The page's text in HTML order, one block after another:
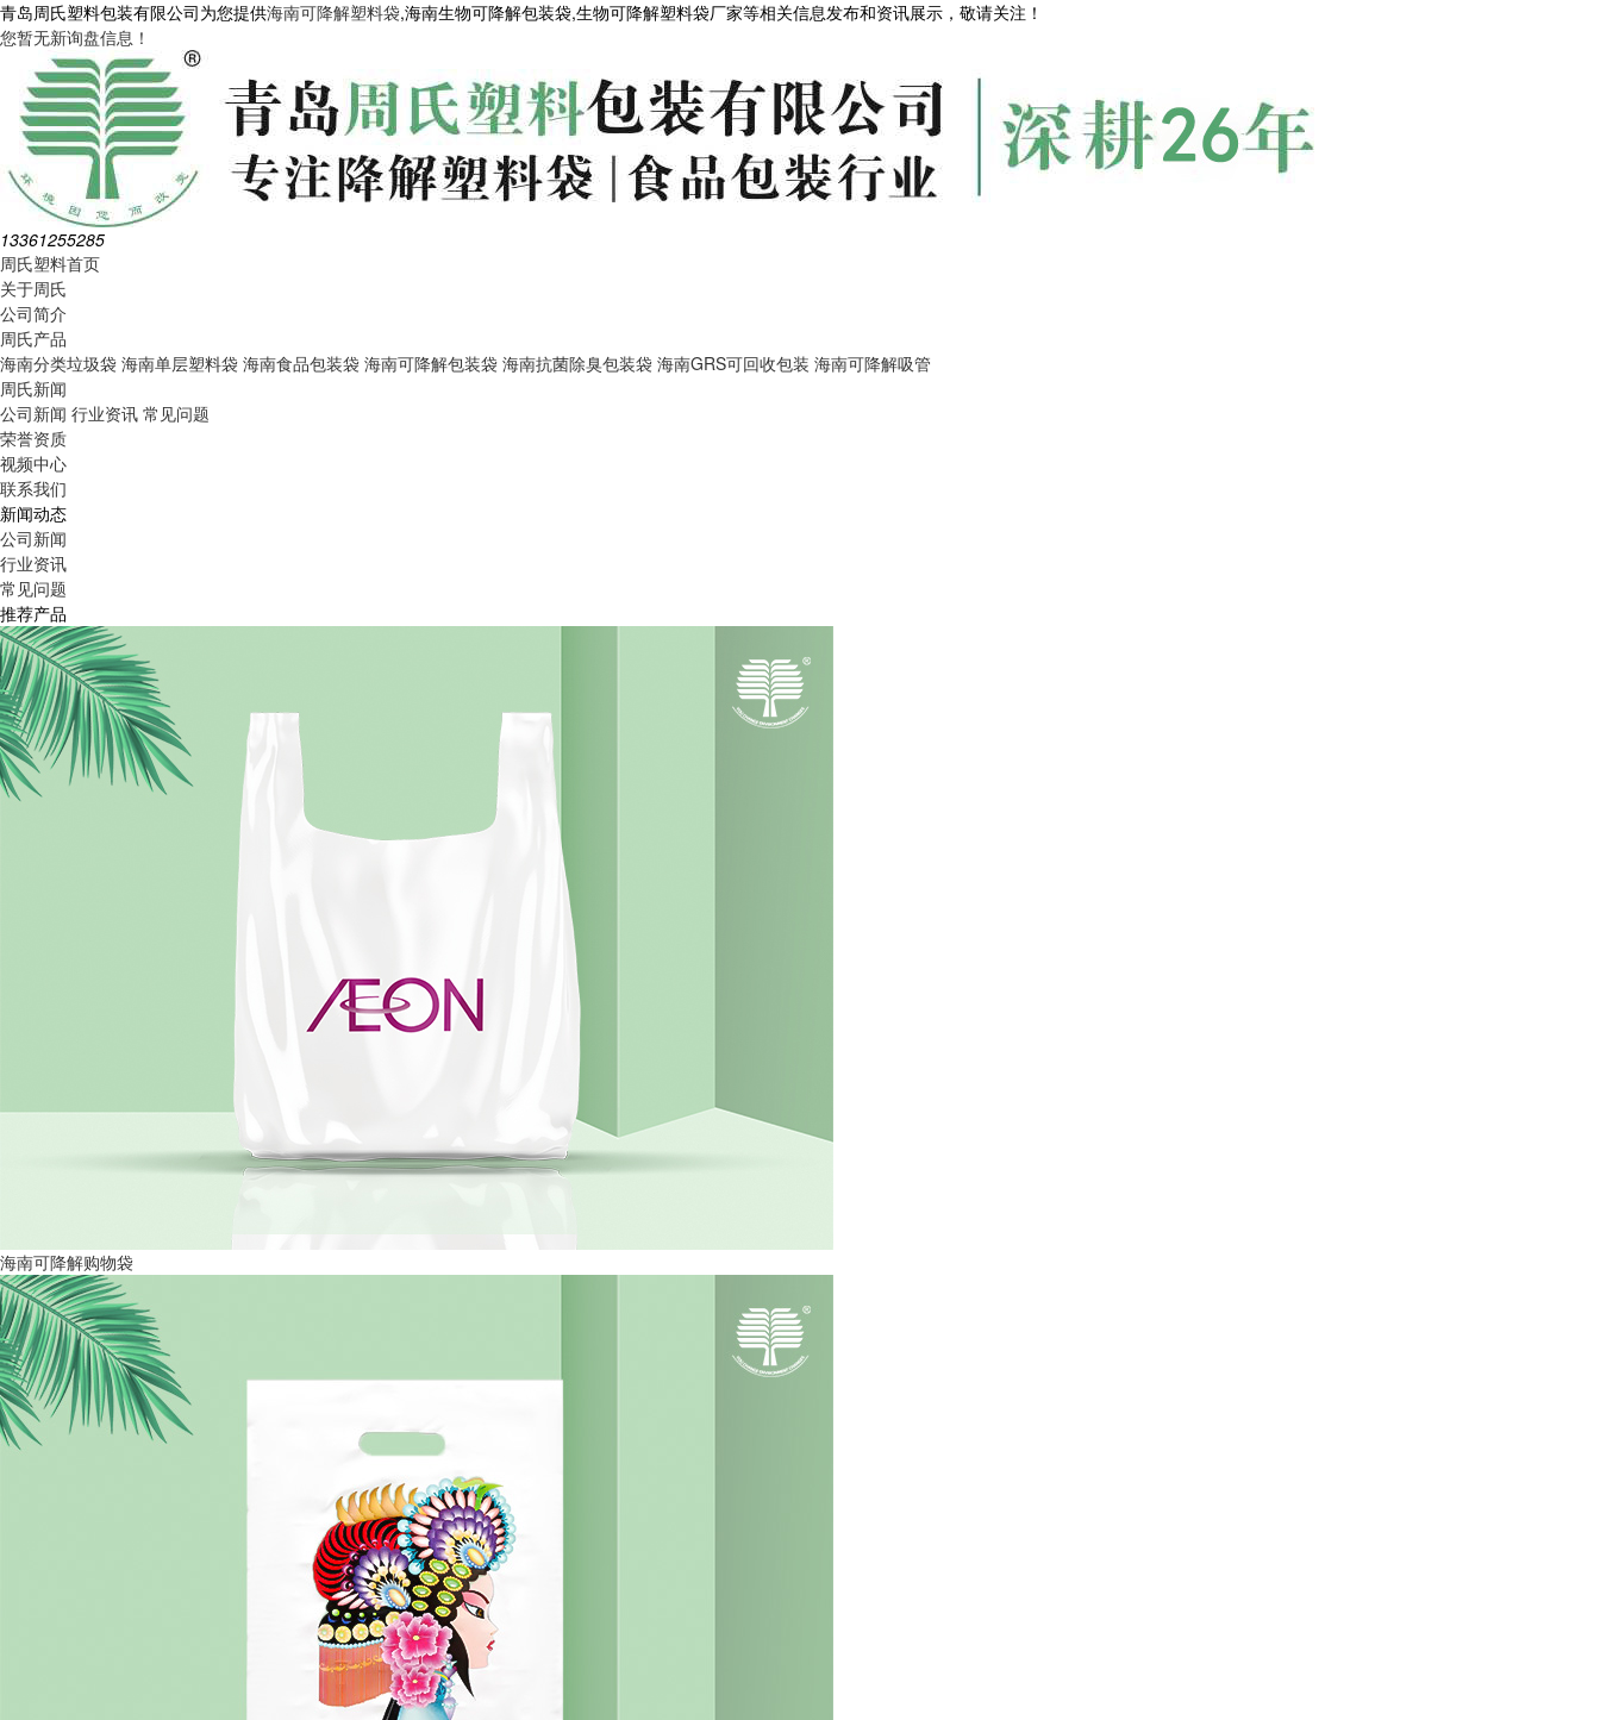
青岛周氏塑料包装有限公司为您提供海南可降解塑料袋,海南生物可降解包装袋,生物可降解塑料袋厂家等相关信息发布和资讯展示，敬请关注！
您暂无新询盘信息！
13361255285
周氏塑料首页
关于周氏
公司简介
周氏产品
海南分类垃圾袋 海南单层塑料袋 海南食品包装袋 海南可降解包装袋 海南抗菌除臭包装袋 海南GRS可回收包装 海南可降解吸管
周氏新闻
公司新闻 行业资讯 常见问题
荣誉资质
视频中心
联系我们
新闻动态
公司新闻
行业资讯
常见问题
推荐产品
海南可降解购物袋